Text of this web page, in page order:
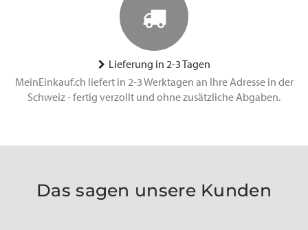
Lieferung in 2-3 Tagen
MeinEinkauf.ch liefert in 2-3 Werktagen an Ihre Adresse in der
Schweiz - fertig verzollt und ohne zusätzliche Abgaben.
Das sagen unsere Kunden